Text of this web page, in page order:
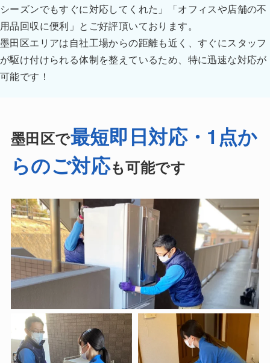
シーズンでもすぐに対応してくれた」「オフィスや店舗の不
用品回収に便利」とご好評頂いております。
墨田区エリアは自社工場からの距離も近く、すぐにスタッフ
が駆け付けられる体制を整えているため、特に迅速な対応が
可能です！
墨田区で最短即日対応・1点か
らのご対応も可能です